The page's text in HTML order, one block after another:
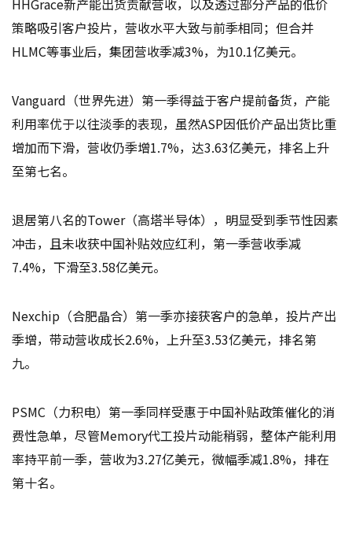
策略吸引客户投片，营收水平大致与前季相同；但合并
HLMC等事业后，集团营收季减3%，为10.1亿美元。
Vanguard（世界先进）第一季得益于客户提前备货，产能
利用率优于以往淡季的表现，虽然ASP因低价产品出货比重
增加而下滑，营收仍季增1.7%，达3.63亿美元，排名上升
至第七名。
退居第八名的Tower（高塔半导体），明显受到季节性因素
冲击，且未收获中国补贴效应红利，第一季营收季减
7.4%，下滑至3.58亿美元。
Nexchip（合肥晶合）第一季亦接获客户的急单，投片产出
季增，带动营收成长2.6%，上升至3.53亿美元，排名第
九。
PSMC（力积电）第一季同样受惠于中国补贴政策催化的消
费性急单，尽管Memory代工投片动能稍弱，整体产能利用
率持平前一季，营收为3.27亿美元，微幅季减1.8%，排在
第十名。